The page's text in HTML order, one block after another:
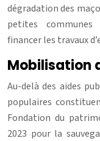
dégradation des
petites
financer les travaux
Mobilisation
Au-delà des aides
populaires
Fondation du
2023 pour la